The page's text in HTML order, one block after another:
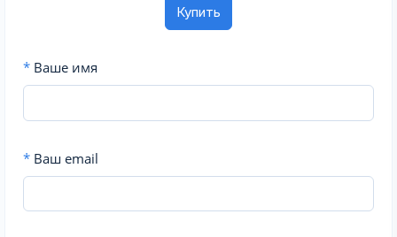
Купить
* Ваше имя
* Ваш email